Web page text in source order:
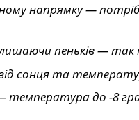
напрямку —
пеньків —
сонця та
температура до -8